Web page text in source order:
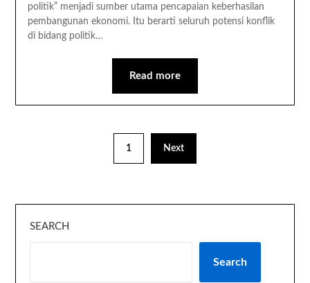
politik” menjadi sumber utama pencapaian keberhasilan
pembangunan ekonomi. Itu berarti seluruh potensi konflik
di bidang politik…
Read more
1 Next
SEARCH
Search